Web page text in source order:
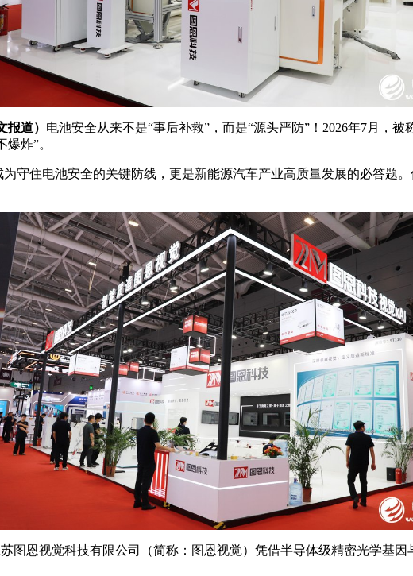
道） 电池安全从来不是“事后补救”，而是“源头严防”！2026年7月，
炸”。
守住电池安全的关键防线，更是新能源汽车产业高质量发展的必答题
图恩视觉科技有限公司（简称：图恩视觉）凭借半导体级精密光学基